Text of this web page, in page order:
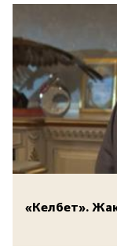
«Келбет».